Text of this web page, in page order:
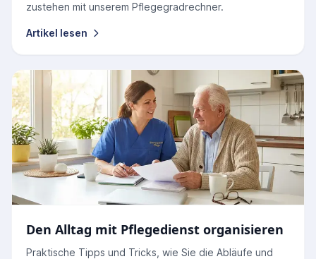
zustehen mit unserem Pflegegradrechner.
Artikel lesen
Den Alltag mit Pflegedienst organisieren
Praktische Tipps und Tricks, wie Sie die Abläufe und